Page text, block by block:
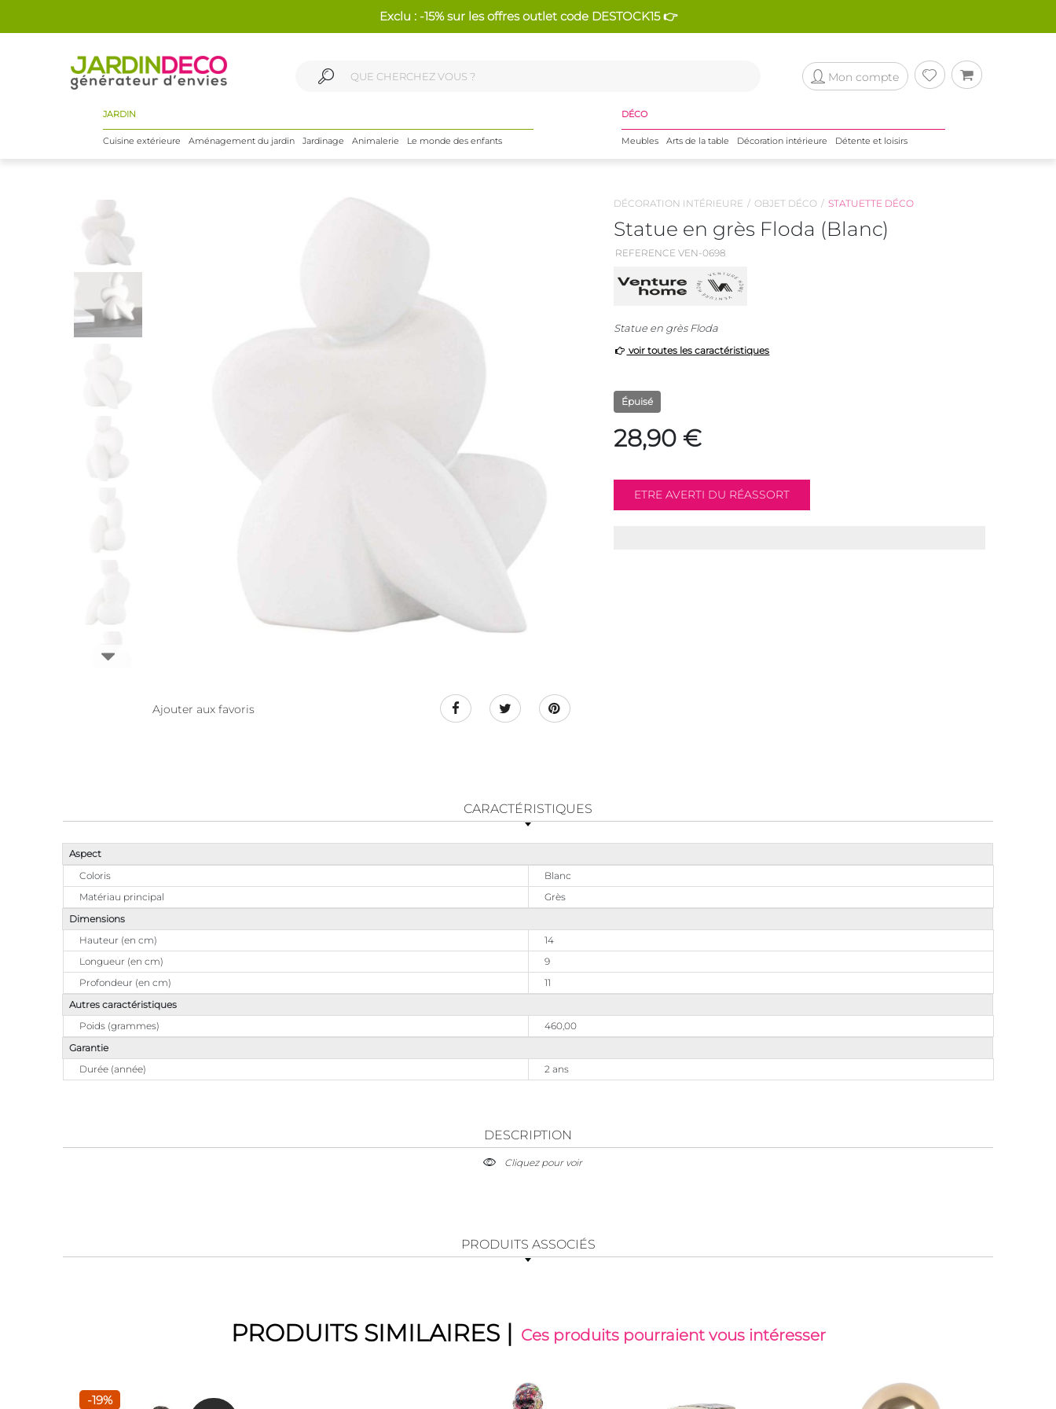
Exclu : -15% sur les offres outlet code DESTOCK15 👉
Mon compte
JARDIN
Cuisine extérieure Aménagement du jardin Jardinage Animalerie Le monde des enfants
DÉCO
Meubles Arts de la table Décoration intérieure Détente et loisirs
Ajouter aux favoris
DÉCORATION INTÉRIEURE OBJET DÉCO STATUETTE DÉCO
Statue en grès Floda (Blanc)
REFERENCE VEN-0698
Statue en grès Floda
voir toutes les caractéristiques
Épuisé
28,90 €
CARACTÉRISTIQUES
Aspect
Coloris
Blanc
Matériau principal
Grès
Dimensions
Hauteur (en cm)
14
Longueur (en cm)
9
Profondeur (en cm)
11
Autres caractéristiques
Poids (grammes)
460,00
Garantie
Durée (année)
2 ans
DESCRIPTION
Cliquez pour voir
PRODUITS ASSOCIÉS
PRODUITS SIMILAIRES | Ces produits pourraient vous intéresser
-19%